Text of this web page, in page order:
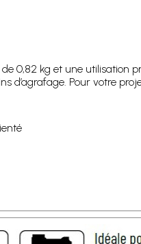
0,82 kg et une utilisation
Pour votre